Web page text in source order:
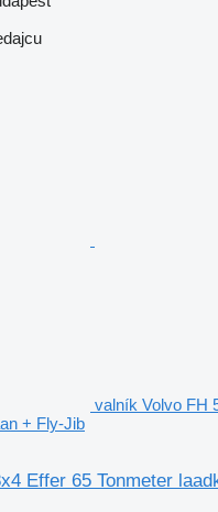
valník Volvo FH
+ Fly-Jib
Effer 65 Tonmeter